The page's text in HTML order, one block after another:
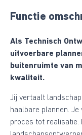
Functie
Als Technisch
uitvoerbare
buitenruimte van
kwaliteit.
Jij vertaalt
haalbare plannen.
proces tot realisatie.